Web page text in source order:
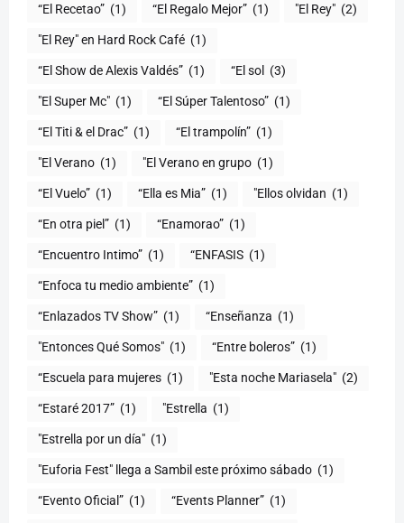
“El Recetao” (1) “El Regalo Mejor” (1) "El Rey" (2)
"El Rey" en Hard Rock Café (1)
“El Show de Alexis Valdés” (1) “El sol (3)
"El Super Mc" (1) (1)
“El Titi & el Drac” (1) “El trampolín” (1)
"El Verano (1) "El Verano en grupo (1)
(1) “Ella es Mia” (1) "Ellos olvidan (1)
“En otra piel” (1) “Enamorao” (1)
“Encuentro Intimo” (1) “ENFASIS (1)
“Enfoca tu medio ambiente” (1)
“Enlazados TV Show” (1) “Enseñanza (1)
"Entonces Qué Somos" (1) “Entre boleros” (1)
“Escuela para mujeres (1) "Esta noche Mariasela" (2)
“Estaré 2017” (1) "Estrella (1)
"Estrella por un día" (1)
"Euforia Fest" llega a Sambil este próximo sábado (1)
“Evento Oficial” (1) “Events Planner” (1)